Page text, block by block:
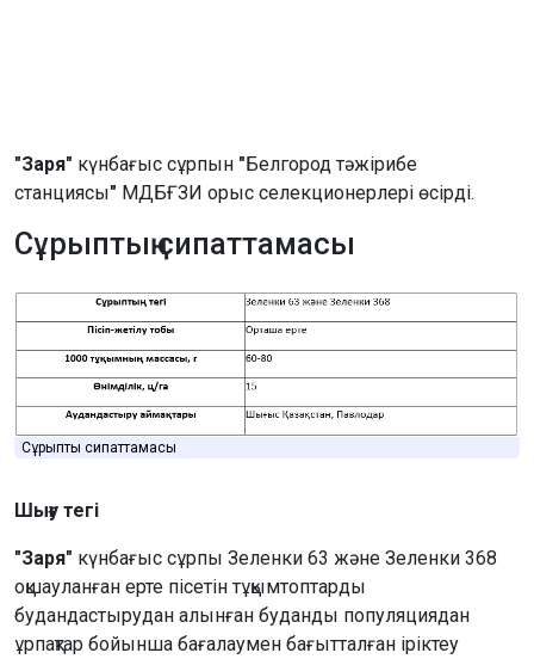
"Заря" күнбағыс сұрпын "Белгород тәжірибе
станциясы" МДБҒЗИ орыс селекционерлері өсірді.
Сұрыптың сипаттамасы
Сұрыптың сипаттамасы
Шығу тегі
"Заря" күнбағыс сұрпы Зеленки 63 және Зеленки 368
оқшауланған ерте пісетін тұқымтоптарды
будандастырудан алынған буданды популяциядан
ұрпақтар бойынша бағалаумен бағытталған іріктеу